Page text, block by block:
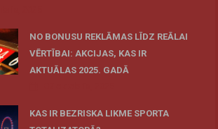
NO BONUSU REKLĀMAS LĪDZ REĀLAI
VĒRTĪBAI: AKCIJAS, KAS IR
AKTUĀLAS 2025. GADĀ
KAS IR BEZRISKA LIKME SPORTA